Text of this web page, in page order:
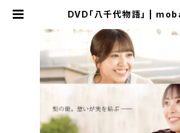
DVD「八千代物語」 |